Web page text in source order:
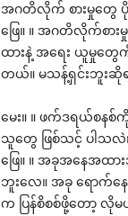
အဂတိလိုက် စားမှု‌တွေ ပိုပ
ဖြေ။ ။ အဂတိလိုက်စာ
ထားနဲ့ အ‌ရေး ယူမှု‌တွေ
တယ်။ မသန့်ရှင်းဘူးဆို
မေး။ ။ ဖက်ဒရယ်စ
သူ‌တွေ ဖြစ်သင့် ပါသလဲ
ဖြေ။ ။ အခုအ‌နေအထ
ဘူး‌လေ။ အခု ‌ရောက်‌န
က ပြန်စိစစ်ဖို့‌တော့